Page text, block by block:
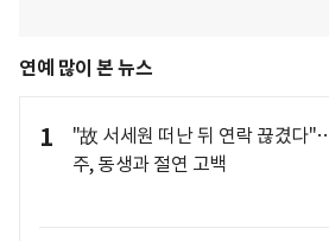
연예 많이 본 뉴스
1
"故 서세원 떠난 뒤 연락 끊겼다
주, 동생과 절연 고백